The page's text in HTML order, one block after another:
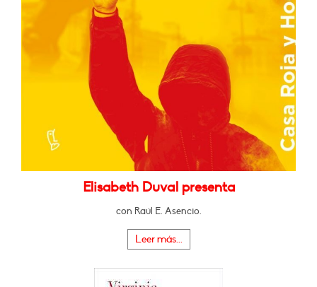
Elisabeth Duval presenta
con Raúl E. Asencio.
Leer más...